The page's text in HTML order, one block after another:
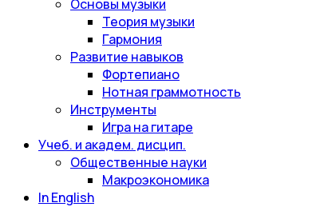
Основы музыки
Теория музыки
Гармония
Развитие навыков
Фортепиано
Нотная граммотность
Инструменты
Игра на гитаре
Учеб. и академ. дисцип.
Общественные науки
Макроэкономика
In English